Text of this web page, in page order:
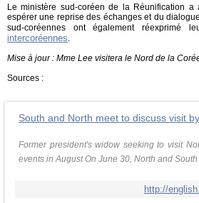
Le ministère sud-coréen de la Réunification
espérer une reprise des échanges et du
sud-coréennes ont également réexprimé
intercoréennes.
Mise à jour : Mme Lee visitera le Nord de la
Sources :
South and North meet to discuss visit
Former president's widow seeking to visit
events in August On June 30, North and
http://